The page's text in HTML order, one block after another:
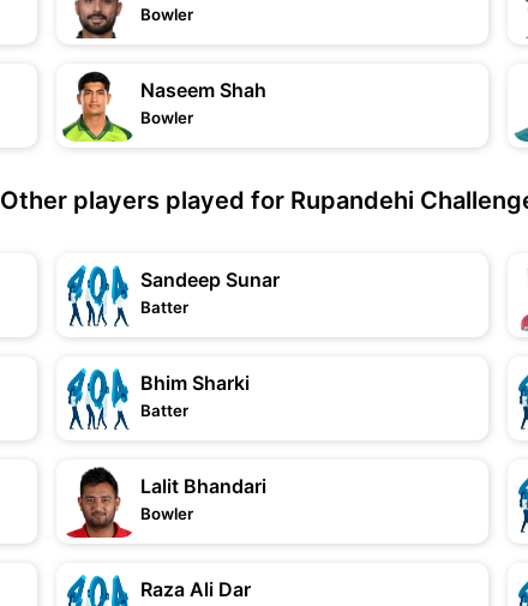
Bowler
Naseem Shah
Bowler
Other players played for Rupandehi
Sandeep Sunar
Batter
Bhim Sharki
Batter
Lalit Bhandari
Bowler
Raza Ali Dar